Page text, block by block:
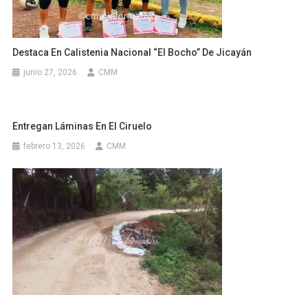
Destaca En Calistenia Nacional “El Bocho” De Jicayán
junio 27, 2026 CMM
Entregan Láminas En El Ciruelo
febrero 13, 2026 CMM